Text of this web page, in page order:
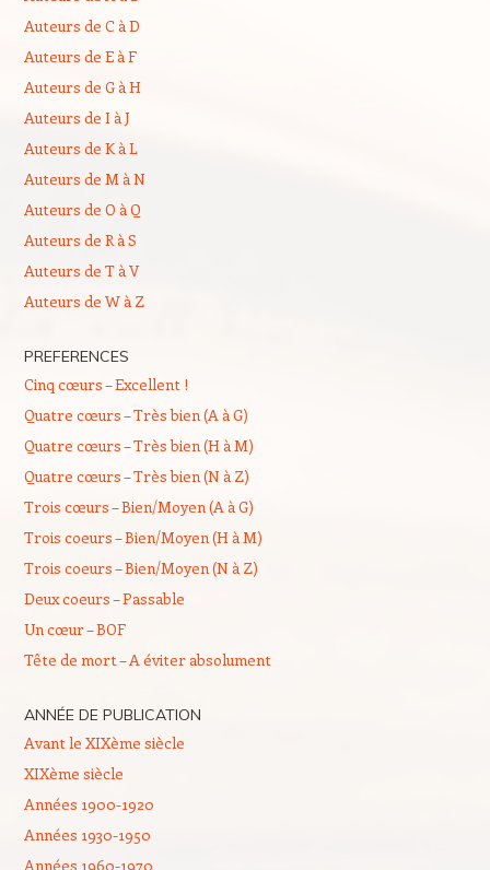
Auteurs de C à D
Auteurs de E à F
Auteurs de G à H
Auteurs de I à J
Auteurs de K à L
Auteurs de M à N
Auteurs de O à Q
Auteurs de R à S
Auteurs de T à V
Auteurs de W à Z
PREFERENCES
Cinq cœurs – Excellent !
Quatre cœurs – Très bien (A à G)
Quatre cœurs – Très bien (H à M)
Quatre cœurs – Très bien (N à Z)
Trois cœurs – Bien/Moyen (A à G)
Trois coeurs – Bien/Moyen (H à M)
Trois coeurs – Bien/Moyen (N à Z)
Deux coeurs – Passable
Un cœur – BOF
Tête de mort – A éviter absolument
ANNÉE DE PUBLICATION
Avant le XIXème siècle
XIXème siècle
Années 1900-1920
Années 1930-1950
Années 1960-1970